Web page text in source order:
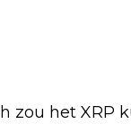
zou het XRP